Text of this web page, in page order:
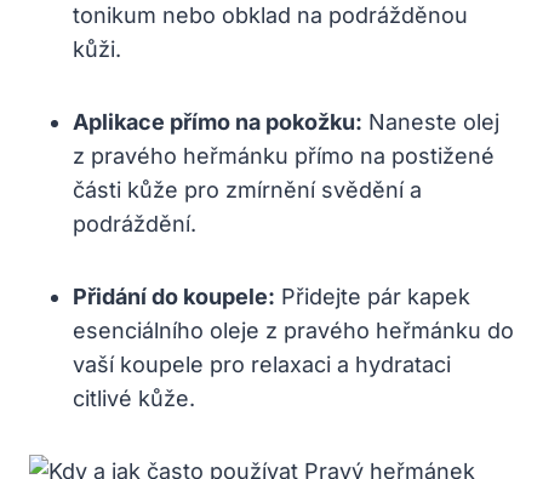
tonikum nebo obklad na podrážděnou
kůži.
Aplikace přímo na pokožku: Naneste olej
z pravého heřmánku přímo na postižené
části kůže pro zmírnění svědění a
podráždění.
Přidání do koupele: Přidejte pár kapek
esenciálního oleje z pravého heřmánku do
vaší koupele pro relaxaci a hydrataci
citlivé kůže.